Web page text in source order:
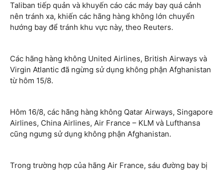
Taliban tiếp quản và khuyến cáo các máy bay quá cảnh
nên tránh xa, khiến các hãng hàng không lớn chuyển
hướng bay để tránh khu vực này, theo Reuters.
Các hãng hàng không United Airlines, British Airways và
Virgin Atlantic đã ngừng sử dụng không phận Afghanistan
từ hôm 15/8.
Hôm 16/8, các hãng hàng không Qatar Airways, Singapore
Airlines, China Airlines, Air France – KLM và Lufthansa
cũng ngưng sử dụng không phận Afghanistan.
Trong trường hợp của hãng Air France, sáu đường bay bị